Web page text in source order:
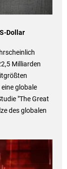
Dollar
Milliarden
globale
"The Great
des globalen